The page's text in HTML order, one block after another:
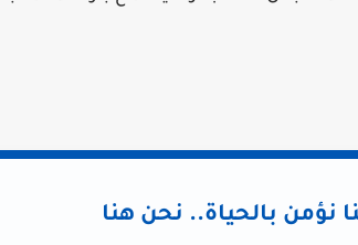
نؤمن بالحياة.. نحن هنا